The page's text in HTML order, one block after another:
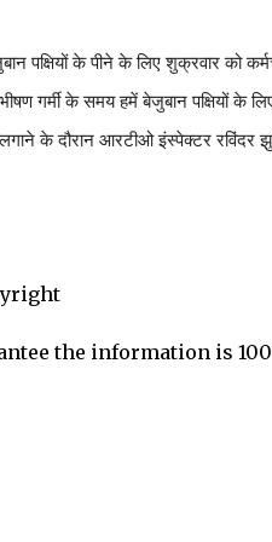
पक्षियों के पीने के लिए शुक्रवार को
गर्मी के समय हमें बेजुबान पक्षियों
लगाने के दौरान आरटीओ इंस्पेक्टर रविंदर
the information is